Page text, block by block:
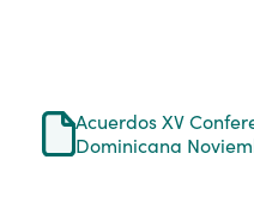
Acuerdos XV
Dominicana